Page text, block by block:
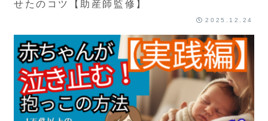
せたのコツ【助産師監修】
2025.12.24